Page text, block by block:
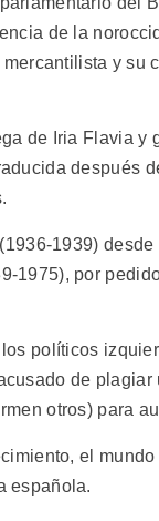
de la
y
de Iria Flavia y
después
1939)
1975), por
políticos
de
otros) para
el
española.